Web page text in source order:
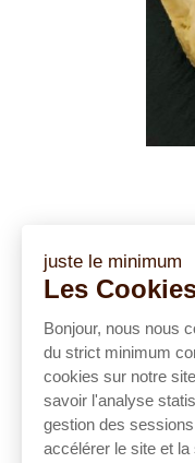
juste le minimum
Les
Bonjour, nous nous
du strict minimum
cookies sur notre
savoir l'analyse
gestion des
accélérer le site et la